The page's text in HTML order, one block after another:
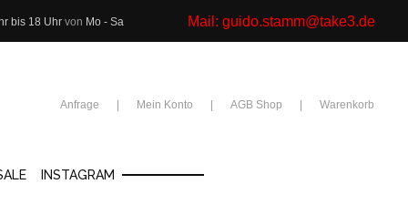
Mail: guido.stamm@take3.de
bis 18 Uhr von Mo - Sa
Anfrage Mein Konto AGB Shop Warenkorb
INSTAGRAM